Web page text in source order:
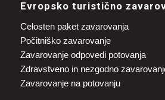
Evropsko turistično
Celosten paket zavarovanja
Počitniško zavarovanje
Zavarovanje odpovedi potovanja
Zdravstveno in nezgodno
Zavarovanje na potovanju